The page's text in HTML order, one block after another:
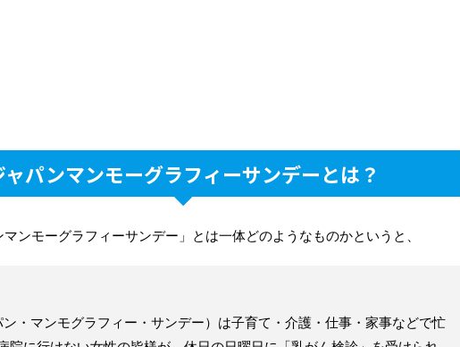
ャパンマンモーグラフィーサンデーとは？
ンモーグラフィーサンデー」とは一体どのようなものかというと、
・マンモグラフィー・サンデー）は子育て・介護・仕事・家事などで忙